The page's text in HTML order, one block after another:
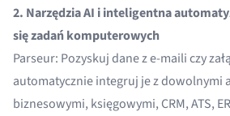
2. Narzędzia AI i inteligentna
się zadań komputerowych
Parseur: Pozyskuj dane z e-maili czy
automatycznie integruj je z dowolnymi
biznesowymi, księgowymi, CRM, ATS,